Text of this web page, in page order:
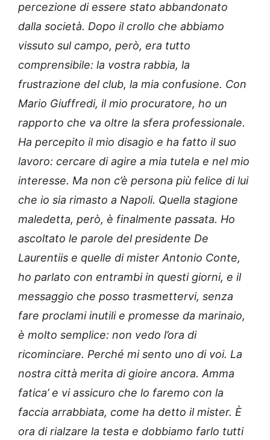
percezione di essere stato abbandonato
dalla società. Dopo il crollo che abbiamo
vissuto sul campo, però, era tutto
comprensibile: la vostra rabbia, la
frustrazione del club, la mia confusione. Con
Mario Giuffredi, il mio procuratore, ho un
rapporto che va oltre la sfera professionale.
Ha percepito il mio disagio e ha fatto il suo
lavoro: cercare di agire a mia tutela e nel mio
interesse. Ma non c’è persona più felice di lui
che io sia rimasto a Napoli. Quella stagione
maledetta, però, è finalmente passata. Ho
ascoltato le parole del presidente De
Laurentiis e quelle di mister Antonio Conte,
ho parlato con entrambi in questi giorni, e il
messaggio che posso trasmettervi, senza
fare proclami inutili e promesse da marinaio,
è molto semplice: non vedo l’ora di
ricominciare. Perché mi sento uno di voi. La
nostra città merita di gioire ancora. Amma
fatica’ e vi assicuro che lo faremo con la
faccia arrabbiata, come ha detto il mister. È
ora di rialzare la testa e dobbiamo farlo tutti